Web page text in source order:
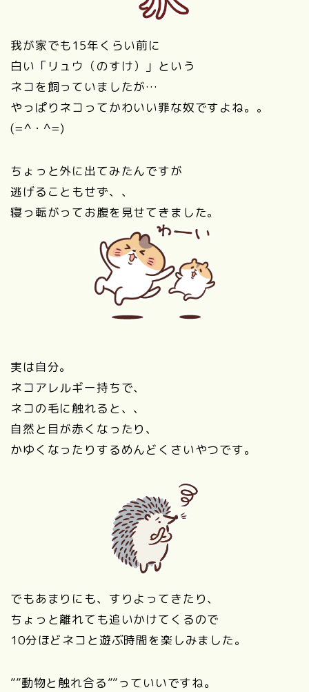
我が家でも15年くらい前に
白い「リュウ（のすけ）」という
ネコを飼っていましたが…
やっぱりネコってかわいい罪な奴ですよね。。
(=^・^=)
ちょっと外に出てみたんですが
逃げることもせず、、
寝っ転がってお腹を見せてきました。
実は自分。
ネコアレルギー持ちで、
ネコの毛に触れると、、
自然と目が赤くなったり、
かゆくなったりするめんどくさいやつです。
でもあまりにも、すりよってきたり、
ちょっと離れても追いかけてくるので
10分ほどネコと遊ぶ時間を楽しみました。
””動物と触れ合る””っていいですね。